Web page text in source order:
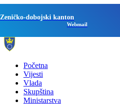
Zeničko-dobojski kanton
Webmail
Početna
Vijesti
Vlada
Skupština
Ministarstva